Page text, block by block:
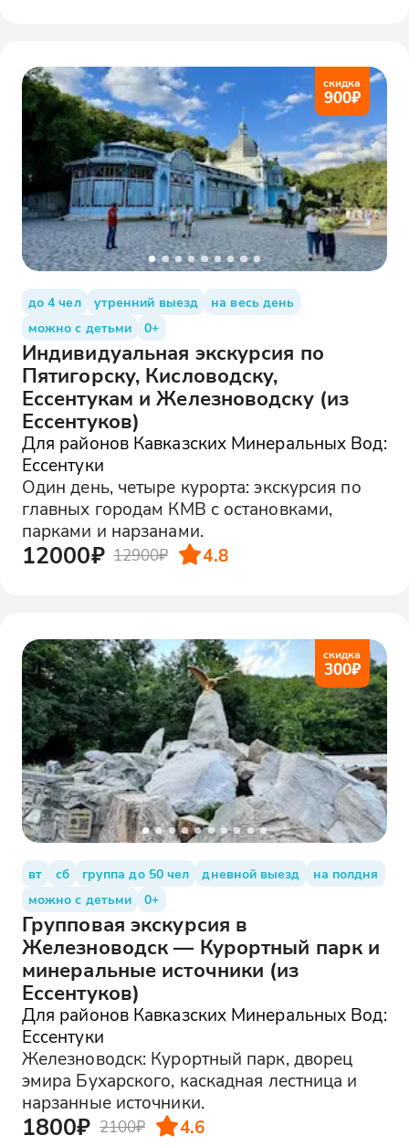
скидка
900₽
до 4 чел утренний выезд
на весь день
можно с детьми
0+
Индивидуальная экскурсия по
Пятигорску, Кисловодску,
Ессентукам и Железноводску (из
Ессентуков)
Для районов Кавказских Минеральных Вод:
Ессентуки
Один день, четыре курорта: экскурсия по
главных городам КМВ с остановками,
парками и нарзанами.
12000₽ 12900₽ 4.8
скидка
300₽
вт сб группа до 50 чел дневной выезд
на полдня
можно с детьми
0+
Групповая экскурсия в
Железноводск — Курортный парк и
минеральные источники (из
Ессентуков)
Для районов Кавказских Минеральных Вод:
Ессентуки
Железноводск: Курортный парк, дворец
эмира Бухарского, каскадная лестница и
нарзанные источники.
1800₽ 2100₽ 4.6